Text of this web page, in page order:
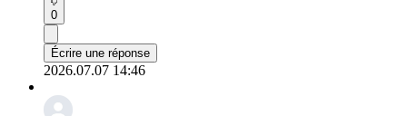
0
Écrire une réponse
2026.07.07 14:46